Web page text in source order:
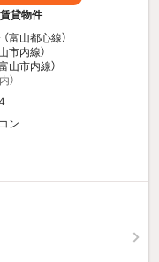
貸物件
富山都心線）
市内線）
山市内線）
）
ン